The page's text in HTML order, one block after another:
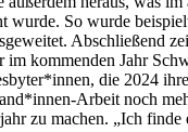
wurde. So wurde
Abschließend
im kommenden Jahr
die 2024
Arbeit noch
zu machen. „Ich finde